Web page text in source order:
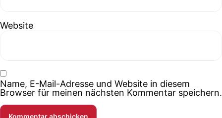
Website
Name, E-Mail-Adresse und Website in diesem
Browser für meinen nächsten Kommentar speichern.